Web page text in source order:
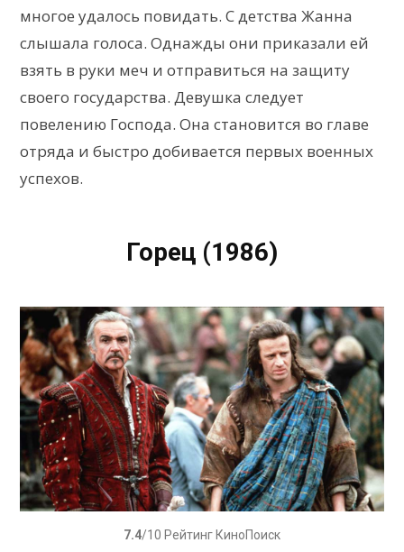
многое удалось повидать. С детства Жанна
слышала голоса. Однажды они приказали ей
взять в руки меч и отправиться на защиту
своего государства. Девушка следует
повелению Господа. Она становится во главе
отряда и быстро добивается первых военных
успехов.
Горец (1986)
7.4/10 Рейтинг КиноПоиск